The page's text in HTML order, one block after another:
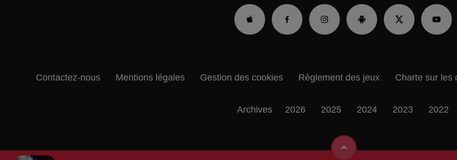
Contactez-nous Mentions légales Gestion des cookies Règlement des jeux Charte sur les
Archives 2026 2025 2024 2023 2022